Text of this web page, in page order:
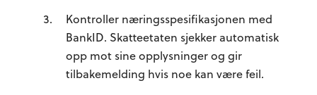
Kontroller næringsspesifikasjonen med
BankID. Skatteetaten sjekker automatisk
opp mot sine opplysninger og gir
tilbakemelding hvis noe kan være feil.